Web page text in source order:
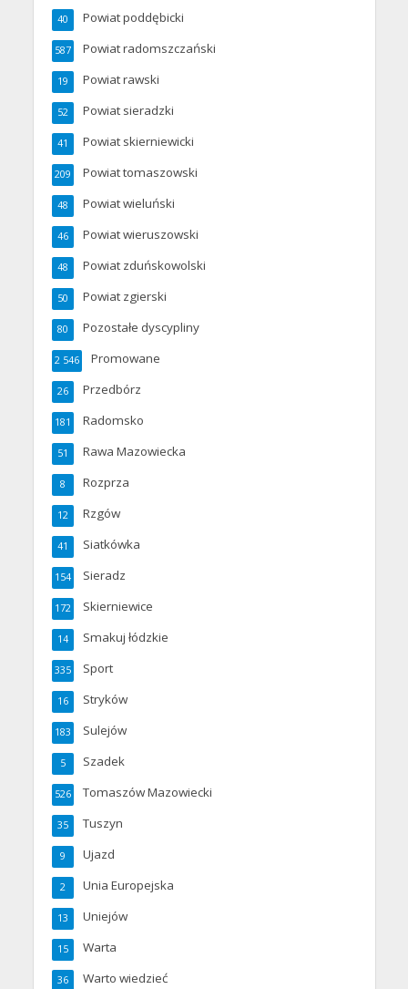
Powiat poddębicki
40
Powiat radomszczański
587
Powiat rawski
19
Powiat sieradzki
52
Powiat skierniewicki
41
Powiat tomaszowski
209
Powiat wieluński
48
Powiat wieruszowski
46
Powiat zduńskowolski
48
Powiat zgierski
50
Pozostałe dyscypliny
80
Promowane
2 546
Przedbórz
26
Radomsko
181
Rawa Mazowiecka
51
Rozprza
8
Rzgów
12
Siatkówka
41
Sieradz
154
Skierniewice
172
Smakuj łódzkie
14
Sport
335
Stryków
16
Sulejów
183
Szadek
5
Tomaszów Mazowiecki
526
Tuszyn
35
Ujazd
9
Unia Europejska
2
Uniejów
13
Warta
15
Warto wiedzieć
36